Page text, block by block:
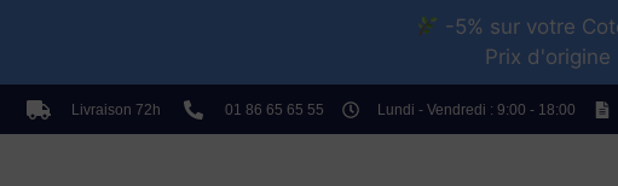
-5% sur votre
Prix d'origine
Livraison 72h 01 86 65 65 55 Lundi - Vendredi : 9:00 - 18:00
TESTS MASQUES APP. DE MESURE GAMME